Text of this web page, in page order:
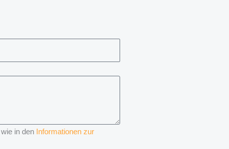
in den Informationen zur